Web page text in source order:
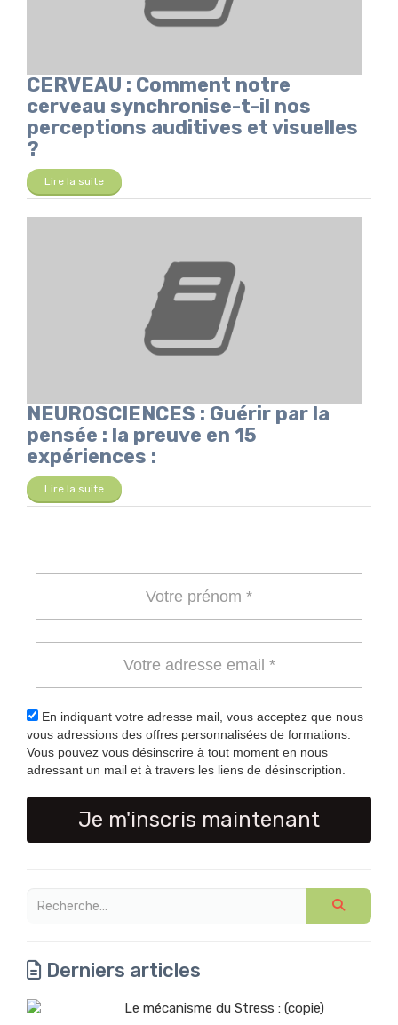
CERVEAU : Comment notre
cerveau synchronise-t-il nos
perceptions auditives et visuelles
?
Lire la suite
NEUROSCIENCES : Guérir par la
pensée : la preuve en 15
expériences :
Lire la suite
En indiquant votre adresse mail, vous acceptez que nous
vous adressions des offres personnalisées de formations.
Vous pouvez vous désinscrire à tout moment en nous
adressant un mail et à travers les liens de désinscription.
Je m'inscris maintenant
Derniers articles
Le mécanisme du Stress : (copie)